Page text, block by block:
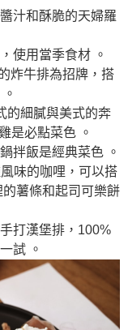
汁和酥脆的天婦羅
使用當季食材 。
炸牛排為招牌，搭
的細膩與美式的奔
是必點菜色 。
拌飯是經典菜色 。
味的咖哩，可以搭
薯條和起司可樂餅
打漢堡排，100%
試 。